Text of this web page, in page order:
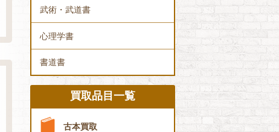
武術・武道書
心理学書
書道書
買取品目一覧
古本買取